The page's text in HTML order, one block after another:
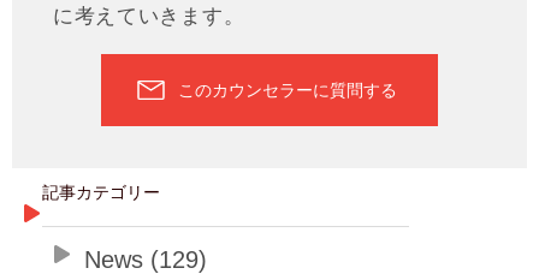
に考えていきます。
このカウンセラーに質問する
記事カテゴリー
News (129)